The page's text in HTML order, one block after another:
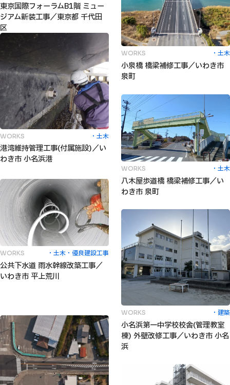
東京国際フォーラムB1階 ミュー
ジアム新装工事／東京都 千代田
区
WORKS 土木
小泉橋 橋梁補修工事／いわき市
泉町
WORKS 土木
港湾維持管理工事(付属施設)／い
わき市 小名浜港
WORKS 土木
八木屋歩道橋 橋梁補修工事／い
わき市 泉町
WORKS 土木 優良建設工事
公共下水道 雨水幹線改築工事／
いわき市 平上荒川
WORKS 建築
小名浜第一中学校校舎(管理教室
棟) 外壁改修工事／いわき市 小名
浜